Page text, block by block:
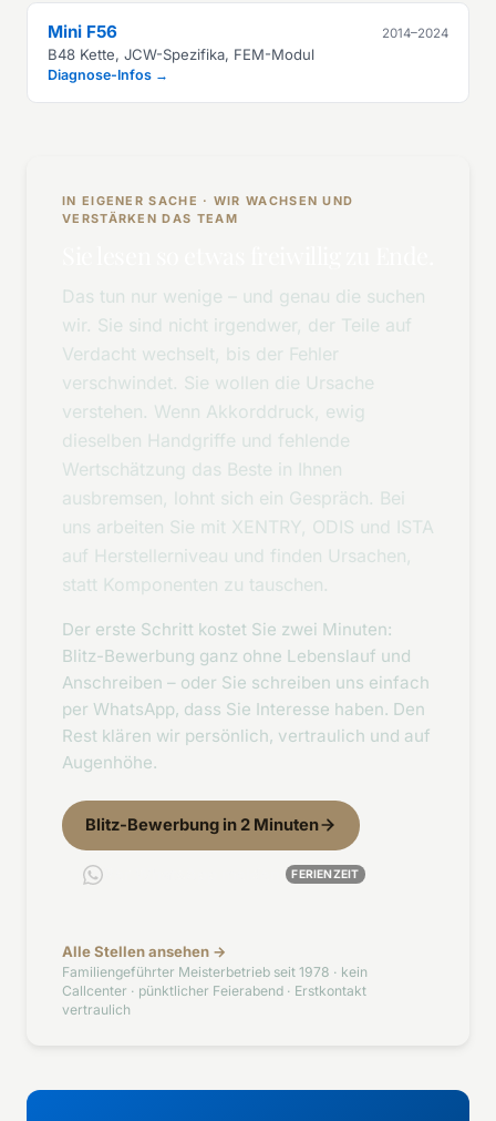
Mini F56 2014–2024
B48 Kette, JCW-Spezifika, FEM-Modul
Diagnose-Infos →
IN EIGENER SACHE · WIR WACHSEN UND
VERSTÄRKEN DAS TEAM
Das tun nur wenige – und genau die suchen
wir. Sie sind nicht irgendwer, der Teile auf
Verdacht wechselt, bis der Fehler
verschwindet. Sie wollen die Ursache
verstehen. Wenn Akkorddruck, ewig
dieselben Handgriffe und fehlende
Wertschätzung das Beste in Ihnen
ausbremsen, lohnt sich ein Gespräch. Bei
uns arbeiten Sie mit XENTRY, ODIS und ISTA
auf Herstellerniveau und finden Ursachen,
statt Komponenten zu tauschen.
Der erste Schritt kostet Sie zwei Minuten:
Blitz-Bewerbung ganz ohne Lebenslauf und
Anschreiben – oder Sie schreiben uns einfach
per WhatsApp, dass Sie Interesse haben. Den
Rest klären wir persönlich, vertraulich und auf
Augenhöhe.
Blitz-Bewerbung in 2 Minuten
FERIENZEIT
Alle Stellen ansehen →
Familiengeführter Meisterbetrieb seit 1978 · kein
Callcenter · pünktlicher Feierabend · Erstkontakt
vertraulich